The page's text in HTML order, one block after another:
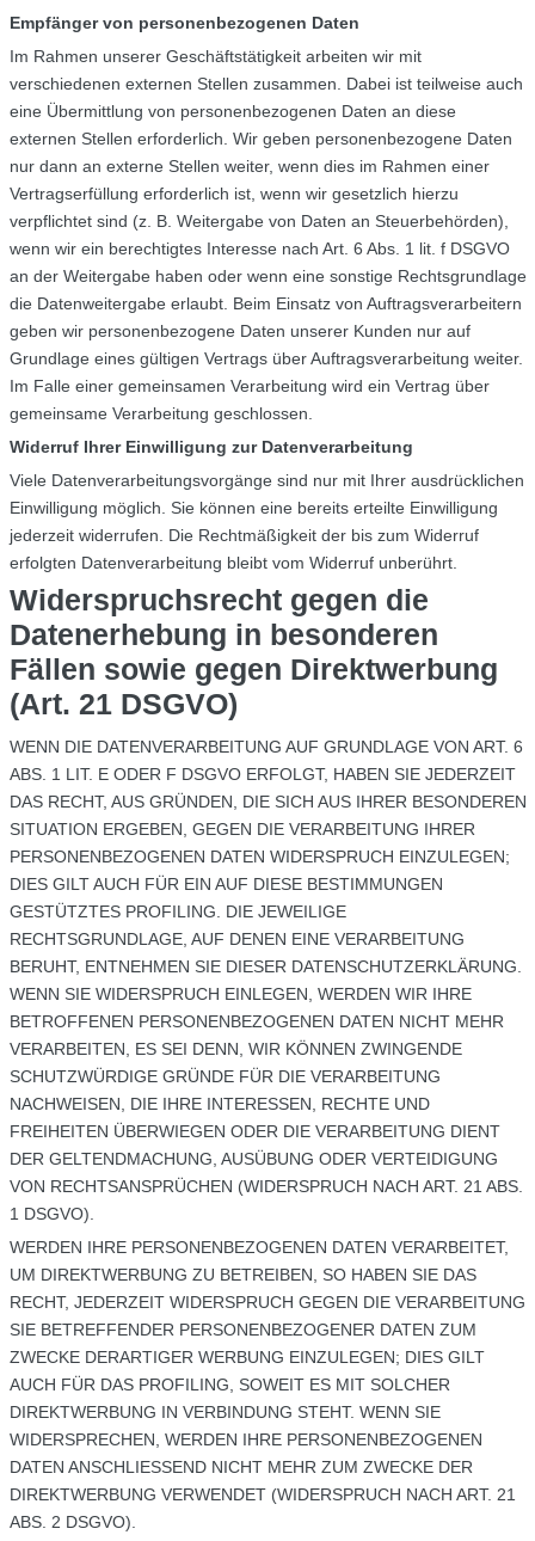
Empfänger von personenbezogenen Daten
Im Rahmen unserer Geschäftstätigkeit arbeiten wir mit
verschiedenen externen Stellen zusammen. Dabei ist teilweise auch
eine Übermittlung von personenbezogenen Daten an diese
externen Stellen erforderlich. Wir geben personenbezogene Daten
nur dann an externe Stellen weiter, wenn dies im Rahmen einer
Vertragserfüllung erforderlich ist, wenn wir gesetzlich hierzu
verpflichtet sind (z. B. Weitergabe von Daten an Steuerbehörden),
wenn wir ein berechtigtes Interesse nach Art. 6 Abs. 1 lit. f DSGVO
an der Weitergabe haben oder wenn eine sonstige Rechtsgrundlage
die Datenweitergabe erlaubt. Beim Einsatz von Auftragsverarbeitern
geben wir personenbezogene Daten unserer Kunden nur auf
Grundlage eines gültigen Vertrags über Auftragsverarbeitung weiter.
Im Falle einer gemeinsamen Verarbeitung wird ein Vertrag über
gemeinsame Verarbeitung geschlossen.
Widerruf Ihrer Einwilligung zur Datenverarbeitung
Viele Datenverarbeitungsvorgänge sind nur mit Ihrer ausdrücklichen
Einwilligung möglich. Sie können eine bereits erteilte Einwilligung
jederzeit widerrufen. Die Rechtmäßigkeit der bis zum Widerruf
erfolgten Datenverarbeitung bleibt vom Widerruf unberührt.
Widerspruchsrecht gegen die
Datenerhebung in besonderen
Fällen sowie gegen Direktwerbung
(Art. 21 DSGVO)
WENN DIE DATENVERARBEITUNG AUF GRUNDLAGE VON ART. 6
ABS. 1 LIT. E ODER F DSGVO ERFOLGT, HABEN SIE JEDERZEIT
DAS RECHT, AUS GRÜNDEN, DIE SICH AUS IHRER BESONDEREN
SITUATION ERGEBEN, GEGEN DIE VERARBEITUNG IHRER
PERSONENBEZOGENEN DATEN WIDERSPRUCH EINZULEGEN;
DIES GILT AUCH FÜR EIN AUF DIESE BESTIMMUNGEN
GESTÜTZTES PROFILING. DIE JEWEILIGE
RECHTSGRUNDLAGE, AUF DENEN EINE VERARBEITUNG
BERUHT, ENTNEHMEN SIE DIESER DATENSCHUTZERKLÄRUNG.
WENN SIE WIDERSPRUCH EINLEGEN, WERDEN WIR IHRE
BETROFFENEN PERSONENBEZOGENEN DATEN NICHT MEHR
VERARBEITEN, ES SEI DENN, WIR KÖNNEN ZWINGENDE
SCHUTZWÜRDIGE GRÜNDE FÜR DIE VERARBEITUNG
NACHWEISEN, DIE IHRE INTERESSEN, RECHTE UND
FREIHEITEN ÜBERWIEGEN ODER DIE VERARBEITUNG DIENT
DER GELTENDMACHUNG, AUSÜBUNG ODER VERTEIDIGUNG
VON RECHTSANSPRÜCHEN (WIDERSPRUCH NACH ART. 21 ABS.
1 DSGVO).
WERDEN IHRE PERSONENBEZOGENEN DATEN VERARBEITET,
UM DIREKTWERBUNG ZU BETREIBEN, SO HABEN SIE DAS
RECHT, JEDERZEIT WIDERSPRUCH GEGEN DIE VERARBEITUNG
SIE BETREFFENDER PERSONENBEZOGENER DATEN ZUM
ZWECKE DERARTIGER WERBUNG EINZULEGEN; DIES GILT
AUCH FÜR DAS PROFILING, SOWEIT ES MIT SOLCHER
DIREKTWERBUNG IN VERBINDUNG STEHT. WENN SIE
WIDERSPRECHEN, WERDEN IHRE PERSONENBEZOGENEN
DATEN ANSCHLIESSEND NICHT MEHR ZUM ZWECKE DER
DIREKTWERBUNG VERWENDET (WIDERSPRUCH NACH ART. 21
ABS. 2 DSGVO).